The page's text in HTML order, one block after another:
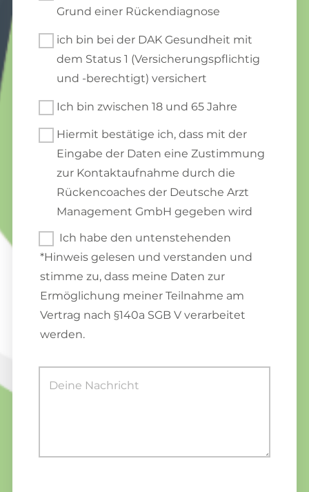
Grund einer Rückendiagnose
ich bin bei der DAK Gesundheit mit
dem Status 1 (Versicherungspflichtig
und -berechtigt) versichert
Ich bin zwischen 18 und 65 Jahre
Hiermit bestätige ich, dass mit der
Eingabe der Daten eine Zustimmung
zur Kontaktaufnahme durch die
Rückencoaches der Deutsche Arzt
Management GmbH gegeben wird
Ich habe den untenstehenden
*Hinweis gelesen und verstanden und
stimme zu, dass meine Daten zur
Ermöglichung meiner Teilnahme am
Vertrag nach §140a SGB V verarbeitet
werden.